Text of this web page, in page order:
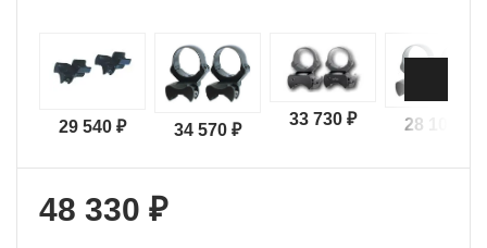
29 540 ₽ 34 570 ₽
33 730 ₽ 28 100 ₽
48 330 ₽